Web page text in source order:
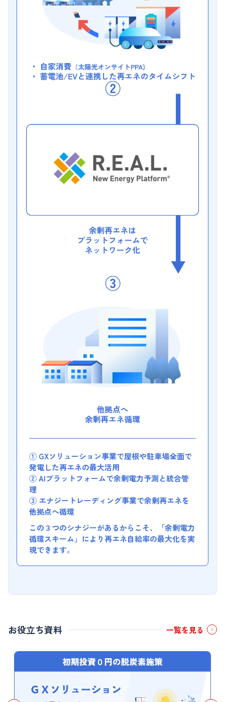
① GXソリューション事業で屋根や駐車場全面で
発電した再エネの最大活用
② AIプラットフォームで余剰電力予測と統合管
理
③ エナジートレーディング事業で余剰再エネを
他拠点へ循環
この３つのシナジーがあるからこそ、「余剰電力
循環スキーム」により再エネ自給率の最大化を実
現できます。
お役立ち資料 一覧を見る